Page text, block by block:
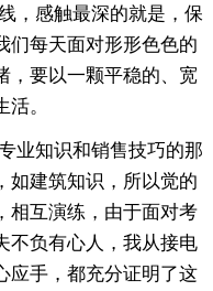
，感触最深的就是，保
们每天面对形形色色的
，要以一颗平稳的、宽
。
知识和销售技巧的那
如建筑知识，所以觉的
相互演练，由于面对考
不负有心人，我从接电
应手，都充分证明了这